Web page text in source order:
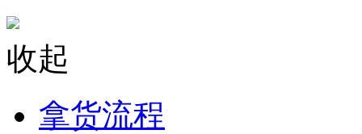
收起
拿货流程